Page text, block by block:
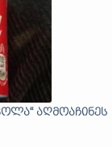
აღმოაჩინეს